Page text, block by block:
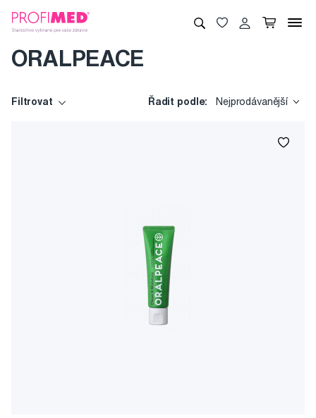
ORALPEACE
Filtrovat Řadit podle: Nejprodávanější